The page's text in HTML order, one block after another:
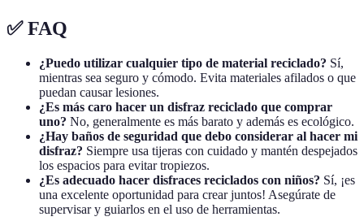
✅ FAQ
¿Puedo utilizar cualquier tipo de material reciclado? Sí,
mientras sea seguro y cómodo. Evita materiales afilados o que
puedan causar lesiones.
¿Es más caro hacer un disfraz reciclado que comprar
uno? No, generalmente es más barato y además es ecológico.
¿Hay baños de seguridad que debo considerar al hacer mi
disfraz? Siempre usa tijeras con cuidado y mantén despejados
los espacios para evitar tropiezos.
¿Es adecuado hacer disfraces reciclados con niños? Sí, ¡es
una excelente oportunidad para crear juntos! Asegúrate de
supervisar y guiarlos en el uso de herramientas.